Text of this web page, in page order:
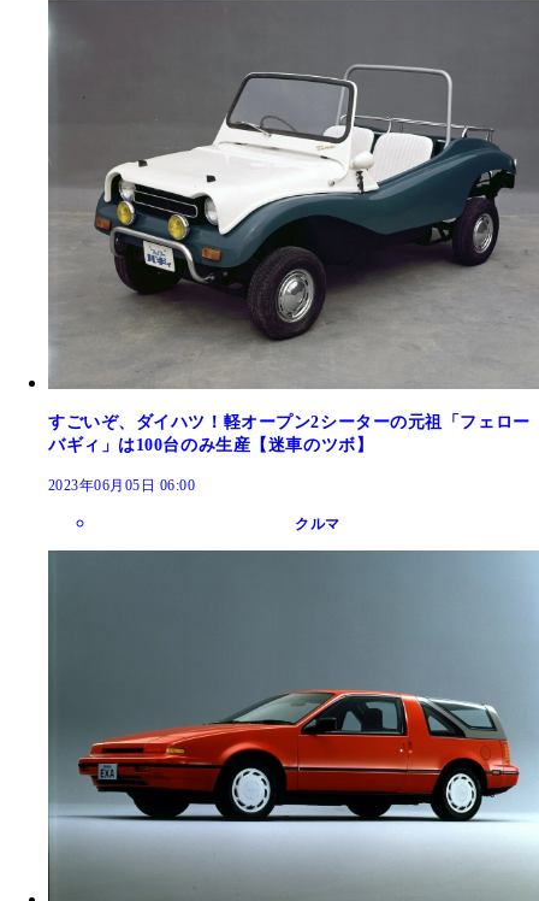
すごいぞ、ダイハツ！軽オープン2シーターの元祖「フェロー
バギィ」は100台のみ生産【迷車のツボ】
2023年06月05日 06:00
クルマ